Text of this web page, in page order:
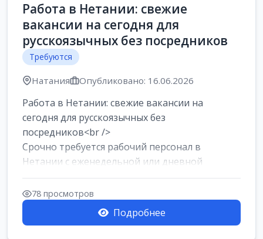
Работа в Нетании: свежие
вакансии на сегодня для
русскоязычных без посредников
Требуются
Натания Опубликовано: 16.06.2026
Работа в Нетании: свежие вакансии на
сегодня для русскоязычных без
посредников<br />
Срочно требуется рабочий персонал в
Нетании с еженедельной или дневной
оплатой<br />
Свежие вакансии в Нетании дл...
78 просмотров
Подробнее